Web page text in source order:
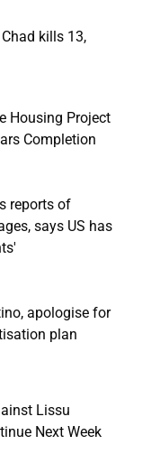
kills 13,
Housing Project
Completion
reports of
says US has
apologise for
plan
Lissu
Next Week